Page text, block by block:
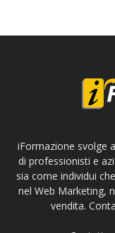
iFormazione svolge
di professionisti e
sia come individui
nel Web Marketing,
vendita.